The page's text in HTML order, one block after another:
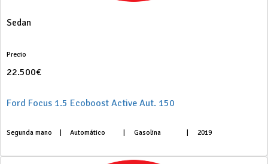
Sedan
Precio
22.500€
Ford Focus 1.5 Ecoboost Active Aut. 150
Segunda mano Automático Gasolina 2019